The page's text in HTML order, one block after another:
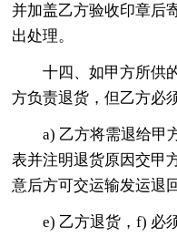
并加盖乙方验收印章后
出处理。
十四、如甲方所供
方负责退货，但乙方必
a) 乙方将需退给甲
表并注明退货原因交甲
意后方可交运输发运退回
e) 乙方退货，f) 必